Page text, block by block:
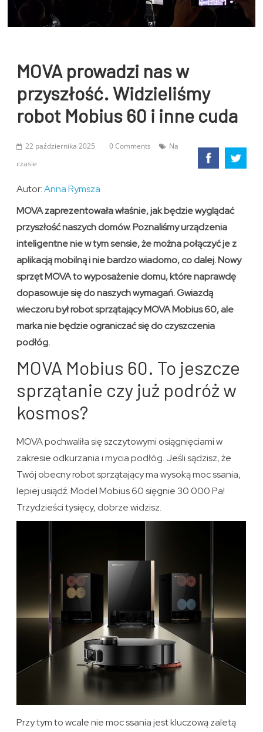
MOVA prowadzi nas w
przyszłość. Widzieliśmy
robot Mobius 60 i inne cuda
22 października 2025 0 Comments
Na
czasie
Autor:Anna Rymsza
MOVA zaprezentowała właśnie, jak będzie wyglądać
przyszłość naszych domów. Poznaliśmy urządzenia
inteligentne nie w tym sensie, że można połączyć je z
aplikacją mobilną i nie bardzo wiadomo, co dalej. Nowy
sprzęt MOVA to wyposażenie domu, które naprawdę
dopasowuje się do naszych wymagań. Gwiazdą
wieczoru był robot sprzątający MOVA Mobius 60, ale
marka nie będzie ograniczać się do czyszczenia
podłóg.
MOVA Mobius 60. To jeszcze
sprzątanie czy już podróż w
kosmos?
MOVA pochwaliła się szczytowymi osiągnięciami w
zakresie odkurzania i mycia podłóg. Jeśli sądzisz, że
Twój obecny robot sprzątający ma wysoką moc ssania,
lepiej usiądź. Model Mobius 60 sięgnie 30 000 Pa!
Trzydzieści tysięcy, dobrze widzisz.
Przy tym to wcale nie moc ssania jest kluczową zaletą